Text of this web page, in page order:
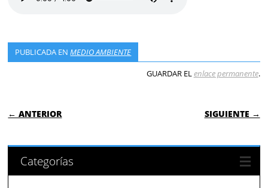
PUBLICADA ENMEDIO AMBIENTE
GUARDAR ELenlace permanente.
NAVEGACIÓN DE ENTRADAS
← ANTERIOR SIGUIENTE →
Categorías